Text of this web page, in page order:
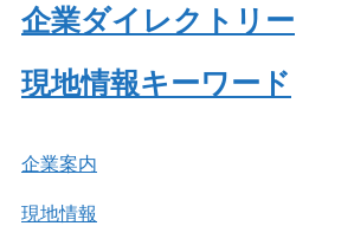
企業ダイレクトリー
現地情報キーワード
企業案内
現地情報